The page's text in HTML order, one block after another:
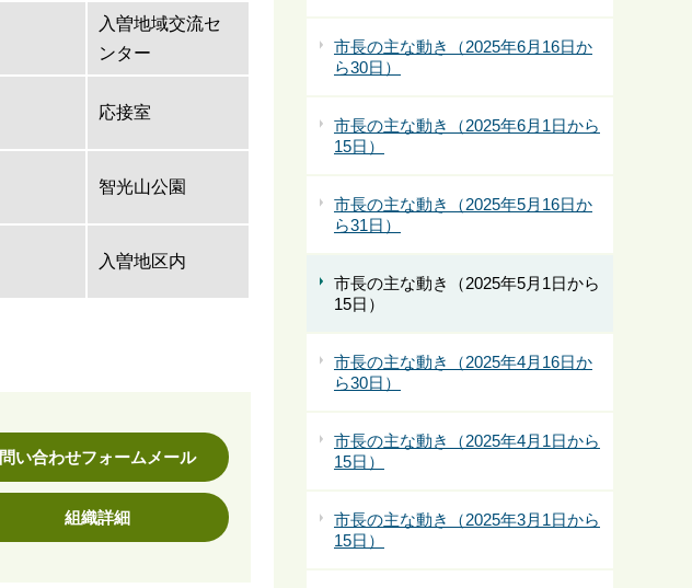
入曽地域交流セ
ンター
応接室
智光山公園
入曽地区内
問い合わせフォームメール
組織詳細
市長の主な動き（2025年6月16日か
ら30日）
市長の主な動き（2025年6月1日から
15日）
市長の主な動き（2025年5月16日か
ら31日）
市長の主な動き（2025年5月1日から
15日）
市長の主な動き（2025年4月16日か
ら30日）
市長の主な動き（2025年4月1日から
15日）
市長の主な動き（2025年3月1日から
15日）